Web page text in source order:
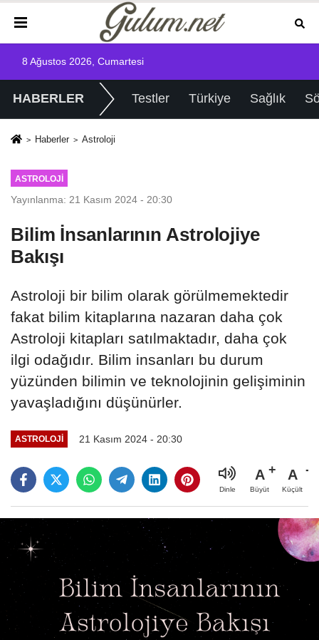
8 Ağustos 2026, Cumartesi
HABERLER Testler Türkiye Sağlık
Haberler Astroloji
ASTROLOJI
Yayınlanma: 21 Kasım 2024 - 20:30
Bilim İnsanlarının Astrolojiye
Bakışı
Astroloji bir bilim olarak görülmemektedir
fakat bilim kitaplarına nazaran daha çok
Astroloji kitapları satılmaktadır, daha çok
ilgi odağıdır. Bilim insanları bu durum
yüzünden bilimin ve teknolojinin gelişiminin
yavaşladığını düşünürler.
ASTROLOJI 21 Kasım 2024 - 20:30
Dinle
A
Büyüt
A
Küçült